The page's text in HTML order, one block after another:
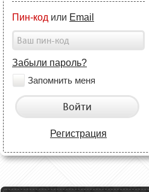
Пин-код или Email
Забыли пароль?
Запомнить меня
Войти
Регистрация